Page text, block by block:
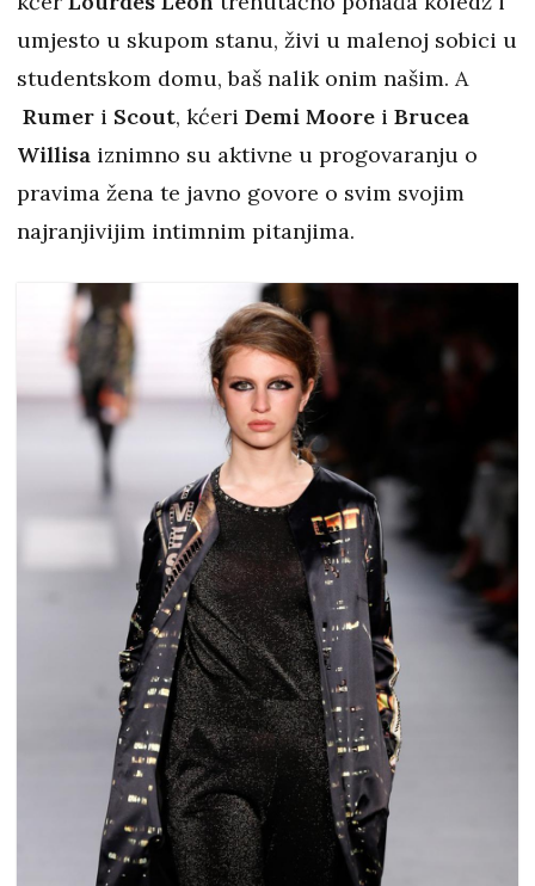
umjesto u skupom stanu, živi u malenoj sobici u
studentskom domu, baš nalik onim našim. A
Rumer i Scout, kćeri Demi Moore i Brucea
Willisa iznimno su aktivne u progovaranju o
pravima žena te javno govore o svim svojim
najranjivijim intimnim pitanjima.